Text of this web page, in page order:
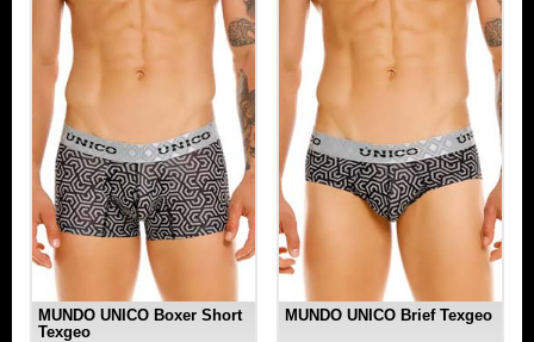
MUNDO UNICO Boxer Short
Texgeo
MUNDO UNICO Brief Texgeo